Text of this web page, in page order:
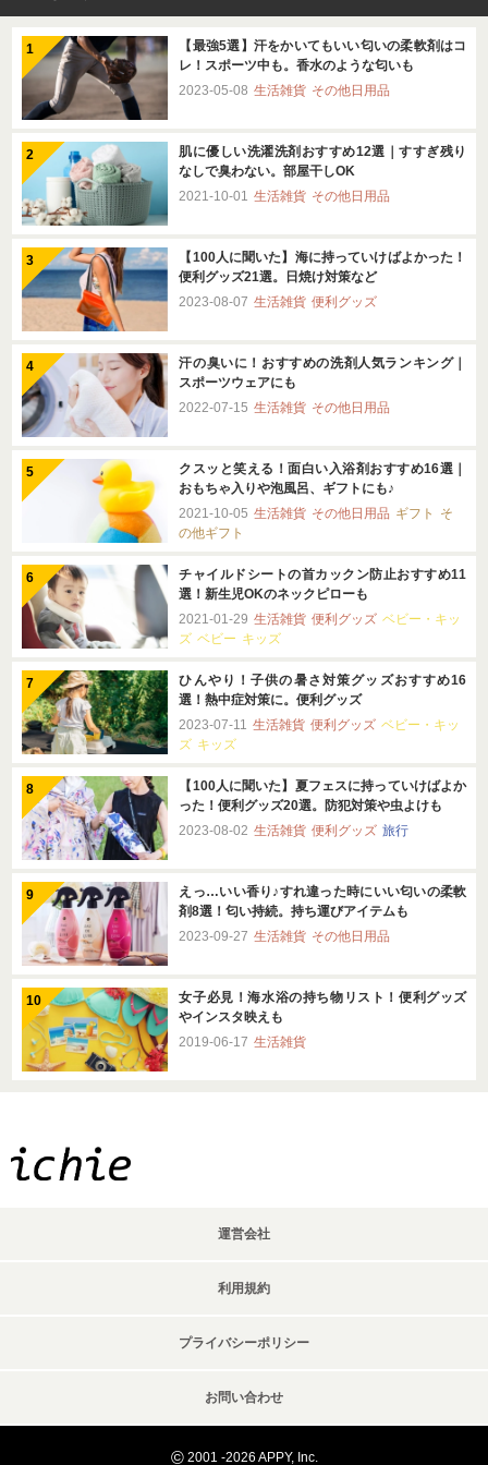
【最強5選】汗をかいてもいい匂いの柔軟剤はコ
レ！スポーツ中も。香水のような匂いも
2023-05-08 生活雑貨 その他日用品
肌に優しい洗濯洗剤おすすめ12選｜すすぎ残り
なしで臭わない。部屋干しOK
2021-10-01 生活雑貨 その他日用品
【100人に聞いた】海に持っていけばよかった！
便利グッズ21選。日焼け対策など
2023-08-07 生活雑貨 便利グッズ
汗の臭いに！おすすめの洗剤人気ランキング｜
スポーツウェアにも
2022-07-15 生活雑貨 その他日用品
クスッと笑える！面白い入浴剤おすすめ16選｜
おもちゃ入りや泡風呂、ギフトにも♪
2021-10-05 生活雑貨 その他日用品 ギフト
そ
の他ギフト
チャイルドシートの首カックン防止おすすめ11
選！新生児OKのネックピローも
2021-01-29 生活雑貨 便利グッズ ベビー・キッ
ズ ベビー キッズ
ひんやり！子供の暑さ対策グッズおすすめ16
選！熱中症対策に。便利グッズ
2023-07-11 生活雑貨 便利グッズ ベビー・キッ
ズ キッズ
【100人に聞いた】夏フェスに持っていけばよか
った！便利グッズ20選。防犯対策や虫よけも
2023-08-02 生活雑貨 便利グッズ 旅行
えっ…いい香り♪すれ違った時にいい匂いの柔軟
剤8選！匂い持続。持ち運びアイテムも
2023-09-27 生活雑貨 その他日用品
女子必見！海水浴の持ち物リスト！便利グッズ
やインスタ映えも
2019-06-17 生活雑貨
運営会社
利用規約
プライバシーポリシー
お問い合わせ
©2001 -2026 APPY, Inc.